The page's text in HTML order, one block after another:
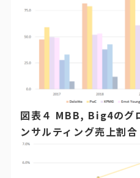
図表４ MBB, Big4のグ
ンサルティング売上割合